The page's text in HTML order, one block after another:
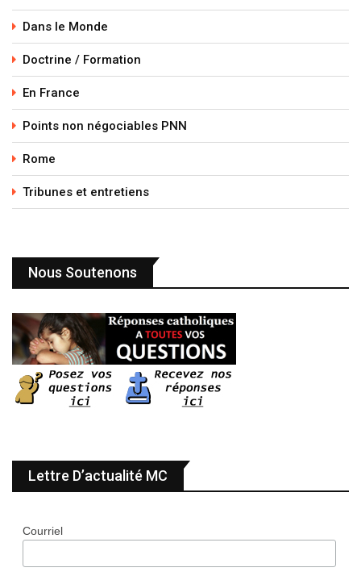
Dans le Monde
Doctrine / Formation
En France
Points non négociables PNN
Rome
Tribunes et entretiens
Nous Soutenons
Lettre D’actualité MC
Courriel